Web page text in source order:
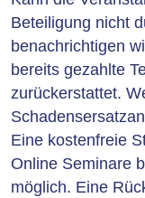
Beteiligung nicht
benachrichtigen
bereits gezahlte
zurückerstattet.
Eine kostenfreie
Online Seminare
möglich. Eine